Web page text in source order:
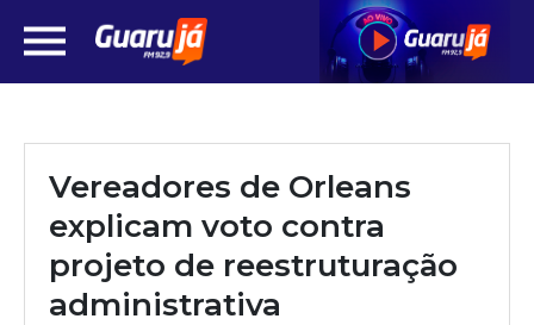
Vereadores de Orleans
explicam voto contra
projeto de reestruturação
administrativa